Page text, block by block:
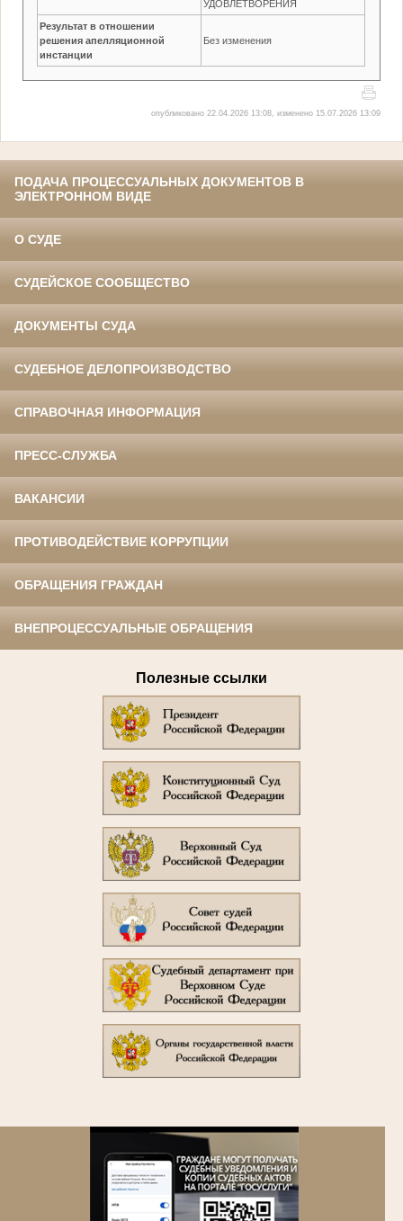
УДОВЛЕТВОРЕНИЯ
Результат в отношении
решения апелляционной
инстанции
Без изменения
опубликовано 22.04.2026 13:08, изменено 15.07.2026 13:09
ПОДАЧА ПРОЦЕССУАЛЬНЫХ ДОКУМЕНТОВ В
ЭЛЕКТРОННОМ ВИДЕ
О СУДЕ
СУДЕЙСКОЕ СООБЩЕСТВО
ДОКУМЕНТЫ СУДА
СУДЕБНОЕ ДЕЛОПРОИЗВОДСТВО
СПРАВОЧНАЯ ИНФОРМАЦИЯ
ПРЕСС-СЛУЖБА
ВАКАНСИИ
ПРОТИВОДЕЙСТВИЕ КОРРУПЦИИ
ОБРАЩЕНИЯ ГРАЖДАН
ВНЕПРОЦЕССУАЛЬНЫЕ ОБРАЩЕНИЯ
Полезные ссылки